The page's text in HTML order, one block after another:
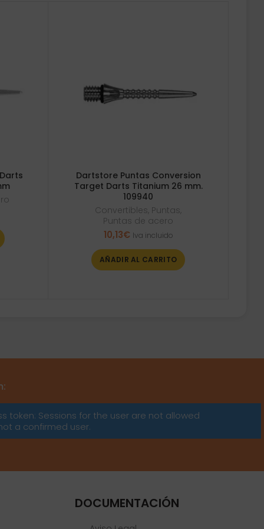
Dartstore Puntas Conversion
Target Darts Titanium 26 mm.
109940
Convertibles, Puntas,
Puntas de acero
10,13€ Iva incluido
AÑADIR AL CARRITO
token: Sessions for the user are not allowed
a confirmed user.
DOCUMENTACIÓN